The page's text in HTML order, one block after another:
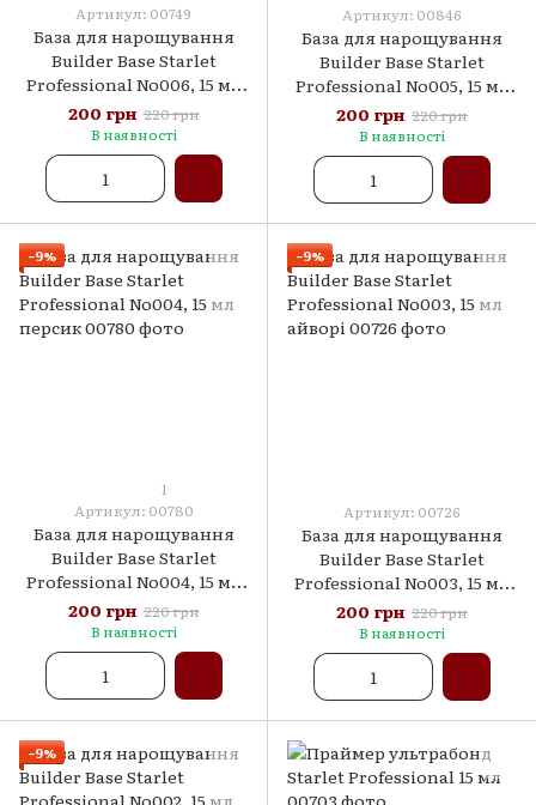
Артикул: 00749
База для нарощування
Builder Base Starlet
Professional No006, 15 мл
рожевий
200 грн 220 грн
В наявності
Артикул: 00846
База для нарощування
Builder Base Starlet
Professional No005, 15 мл
холодний рожевий
200 грн 220 грн
В наявності
−9%
1
Артикул: 00780
База для нарощування
Builder Base Starlet
Professional No004, 15 мл
персик
200 грн 220 грн
В наявності
−9%
Артикул: 00726
База для нарощування
Builder Base Starlet
Professional No003, 15 мл
айворі
200 грн 220 грн
В наявності
−9%